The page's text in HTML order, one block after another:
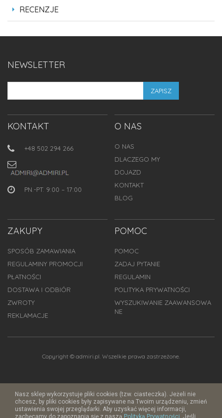
RECENZJE
NEWSLETTER
ZAPISZ
KONTAKT
+48 502 294 266
PN.-PT. 9:00 – 17:00
O NAS
O NAS
DLACZEGO MY
DOJAZD
KONTAKT
BLOG
ZAKUPY
SPOSÓB ZAMAWIANIA
REGULAMINY PROMOCJI
PŁATNOŚCI
DOSTAWA I ODBIÓR
ZWROTY
REKLAMACJE
POMOC
POMOC
ZADAJ PYTANIE
REGULAMIN
POLITYKA PRYWATNOŚCI
WYSZUKIWANIE ZAAWANSOWA
NE
Copyright © admiri.pl. Wszelkie prawa zastrzeżone.
Nasz sklep wykorzystuje pliki cookies (tzw. ciasteczka). Jeżeli nie
chcesz, by pliki cookies były zapisywane na Twoim urządzeniu, zmień
ustawienia swojej przeglądarki. Aby uzyskać więcej informacji,
zachęcamy do zapoznania się z naszą Polityką Prywatności . Jeśli